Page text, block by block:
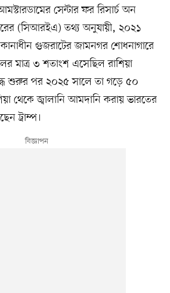
সেন্টার ফর রিসার্চ অন
(সিআরইএ) তথ্য অনুযায়ী, ২০২১
গুজরাটের জামনগর শোধনাগারে
মাত্র ৩ শতাংশ এসেছিল রাশিয়া
শুরুর পর ২০২৫ সালে তা গড়ে ৫০
থেকে জ্বালানি আমদানি করায় ভারতের
ট্রাম্প।